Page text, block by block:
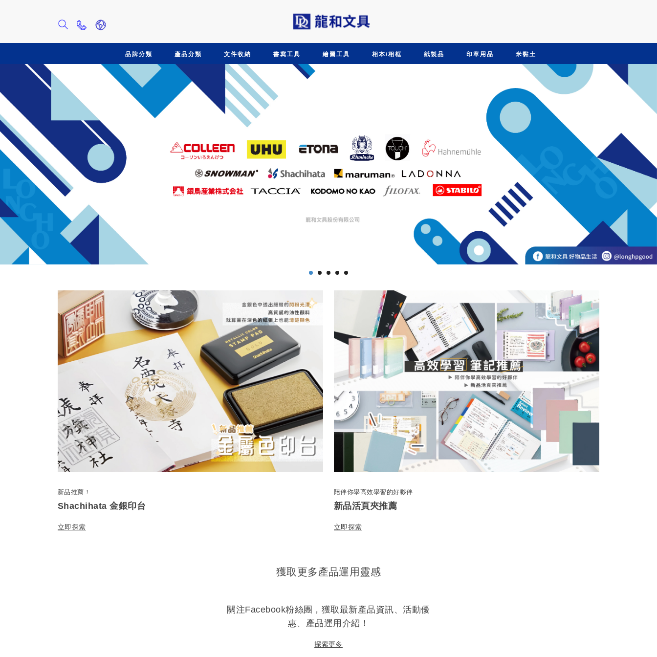
聯
品牌分類 產品分類 文件收納 書寫工具 繪圖工具 相本/相框 紙製品 印章用品 米黏土
新品推薦！
Shachihata 金銀印台
立即探索
陪伴你學高效學習的好夥伴
新品活頁夾推薦
立即探索
獲取更多產品運用靈感
關注Facebook粉絲團，獲取最新產品資訊、活動優
惠、產品運用介紹！
探索更多